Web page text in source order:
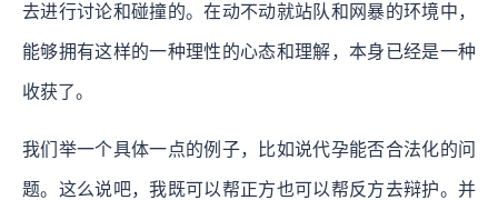
去进行讨论和碰撞的。在动不动就站队和网暴的环境中，
能够拥有这样的一种理性的心态和理解，本身已经是一种
收获了。
我们举一个具体一点的例子，比如说代孕能否合法化的问
题。这么说吧，我既可以帮正方也可以帮反方去辩护。并